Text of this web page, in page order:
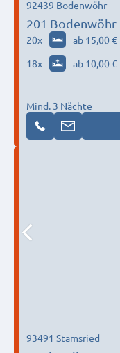
201
92439 Bodenwöhr
20x ab 15,00 €
18x ab 10,00 €
Mind. 3 Nächte
93491 Stamsried